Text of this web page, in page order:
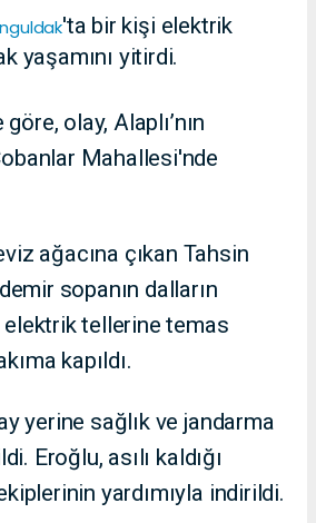
'ta bir kişi elektrik
yaşamını yitirdi.
olay, Alaplı’nın
Mahallesi'nde
ağacına çıkan Tahsin
sopanın dalların
elektrik tellerine temas
kapıldı.
yerine sağlık ve jandarma
Eroğlu, asılı kaldığı
yardımıyla indirildi.